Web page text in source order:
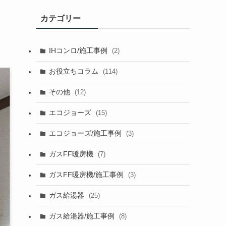
カテゴリー
IHコンロ/施工事例 (2)
お役立ちコラム (114)
その他 (12)
エコジョーズ (15)
エコジョーズ/施工事例 (3)
ガスFF暖房機 (7)
ガスFF暖房機/施工事例 (3)
ガス給湯器 (25)
ガス給湯器/施工事例 (8)